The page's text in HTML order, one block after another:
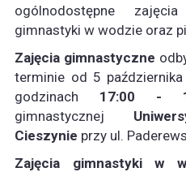
ogólnodostępne
gimnastyki w wodzie oraz
Zajęcia gimnastyczne
terminie od 5
godzinach 17:00 -
gimnastycznej
Cieszynie przy ul.
Zajęcia gimnastyki w